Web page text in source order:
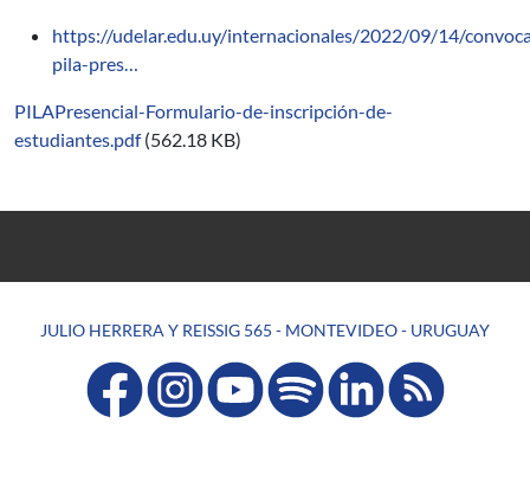
https://udelar.edu.uy/internacionales/2022/09/14/
pila-pres…
PILAPresencial-Formulario-de-inscripción-de-
estudiantes.pdf (562.18 KB)
JULIO HERRERA Y REISSIG 565 - MONTEVIDEO - URUGUAY